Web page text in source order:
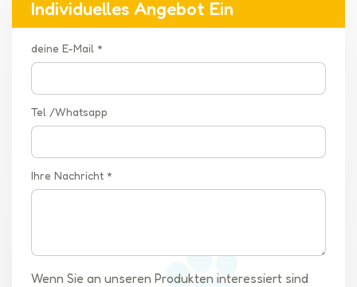
Individuelles Angebot Ein
deine E-Mail *
Tel /Whatsapp
Ihre Nachricht *
Wenn Sie an unseren Produkten interessiert sind